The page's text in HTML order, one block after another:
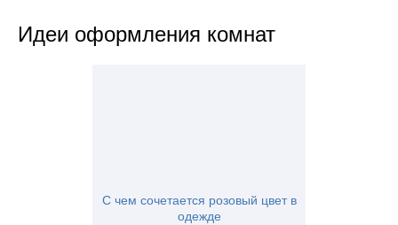
Идеи оформления комнат
С чем сочетается розовый цвет в
одежде